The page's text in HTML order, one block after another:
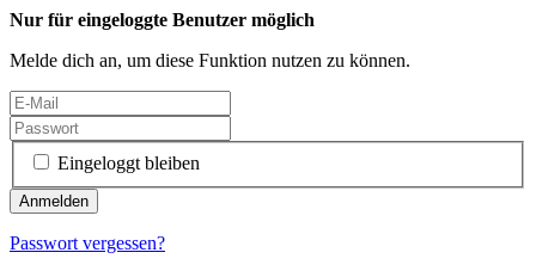
Nur für eingeloggte Benutzer möglich
Melde dich an, um diese Funktion nutzen zu können.
Eingeloggt bleiben
Passwort vergessen?